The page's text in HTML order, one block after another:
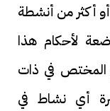
أكثر من أنشطة
لأحكام هذا
المختص في ذات
أي نشاط في